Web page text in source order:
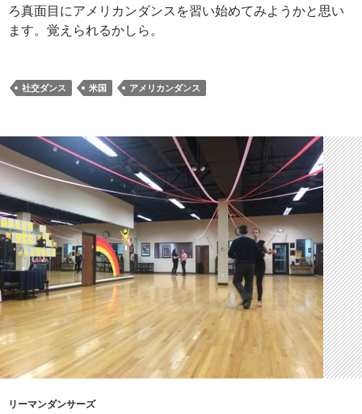
ろ真面目にアメリカンダンスを習い始めてみようかと思い
ます。覚えられるかしら。
社交ダンス 米国 アメリカンダンス
リーマンダンサーズ